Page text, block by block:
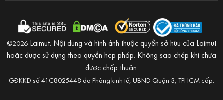
©2026 Laimut. Nội dung và hình ảnh thuộc quyền sở hữu của Laimut
hoặc được sử dụng theo quyền hợp pháp. Không sao chép khi chưa
được chấp thuận.
GĐKKD số 41C8025448 do Phòng kinh tế, UBND Quận 3, TPHCM cấp.